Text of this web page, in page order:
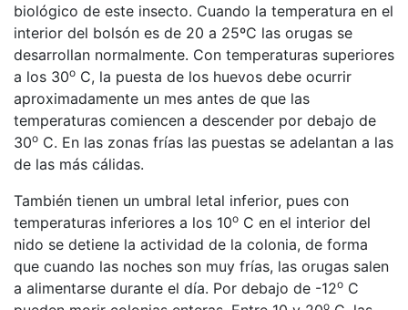
biológico de este insecto. Cuando la temperatura en el
interior del bolsón es de 20 a 25ºC las orugas se
desarrollan normalmente. Con temperaturas superiores
a los 30o C, la puesta de los huevos debe ocurrir
aproximadamente un mes antes de que las
temperaturas comiencen a descender por debajo de
30o C. En las zonas frías las puestas se adelantan a las
de las más cálidas.
También tienen un umbral letal inferior, pues con
temperaturas inferiores a los 10o C en el interior del
nido se detiene la actividad de la colonia, de forma
que cuando las noches son muy frías, las orugas salen
a alimentarse durante el día. Por debajo de -12o C
o